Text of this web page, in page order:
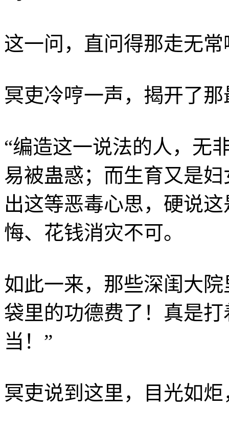
这一问，直问得那走无
冥吏冷哼一声，揭开了
“编造这一说法的人，无
易被蛊惑；而生育又是
出这等恶毒心思，硬说
悔、花钱消灾不可。
如此一来，那些深闺大
袋里的功德费了！真是
当！”
冥吏说到这里，目光如